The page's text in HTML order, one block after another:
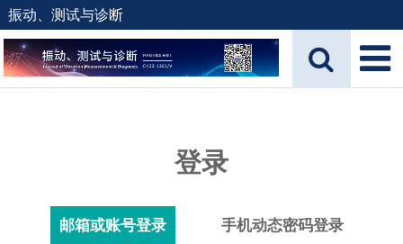
振动、测试与诊断
登录
邮箱或账号登录 手机动态密码登录